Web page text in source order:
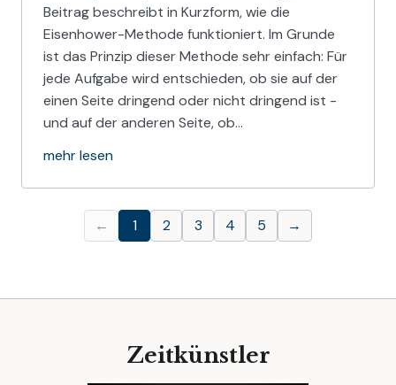
Beitrag beschreibt in Kurzform, wie die
Eisenhower-Methode funktioniert. Im Grunde
ist das Prinzip dieser Methode sehr einfach: Für
jede Aufgabe wird entschieden, ob sie auf der
einen Seite dringend oder nicht dringend ist -
und auf der anderen Seite, ob…
mehr lesen
← 1 2 3 4 5 →
Zeitkünstler